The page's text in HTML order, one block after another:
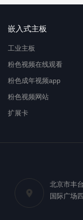
嵌入式主板
工业主板
粉色视频在线观看
粉色成年视频app
粉色视频网站
扩展卡
北京市丰
国际广场